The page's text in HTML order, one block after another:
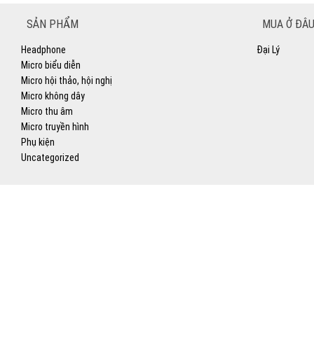
SẢN PHẨM
Headphone
Micro biểu diễn
Micro hội thảo, hội nghị
Micro không dây
Micro thu âm
Micro truyền hình
Phụ kiện
Uncategorized
MUA Ở
Đại Lý